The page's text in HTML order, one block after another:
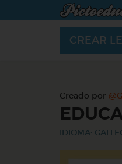
CREAR
Creado por
IDIOMA: